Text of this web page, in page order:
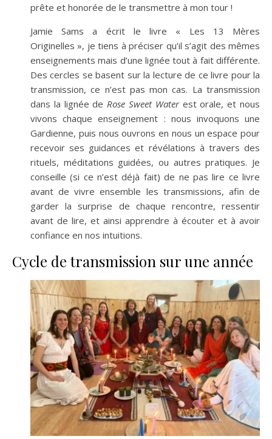
prête et honorée de le transmettre à mon tour !
Jamie Sams a écrit le livre « Les 13 Mères
Originelles », je tiens à préciser qu’il s’agit des mêmes
enseignements mais d’une lignée tout à fait différente.
Des cercles se basent sur la lecture de ce livre pour la
transmission, ce n’est pas mon cas. La transmission
dans la lignée deRose Sweet Waterest orale, et nous
vivons chaque enseignement : nous invoquons une
Gardienne, puis nous ouvrons en nous un espace pour
recevoir ses guidances et révélations à travers des
rituels, méditations guidées, ou autres pratiques. Je
conseille (si ce n’est déjà fait) de ne pas lire ce livre
avant de vivre ensemble les transmissions, afin de
garder la surprise de chaque rencontre, ressentir
avant de lire, et ainsi apprendre à écouter et à avoir
confiance en nos intuitions.
Cycle de transmission sur une année